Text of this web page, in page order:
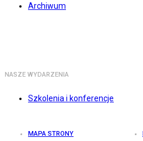
Archiwum
NASZE WYDARZENIA
Szkolenia i konferencje
MAPA STRONY